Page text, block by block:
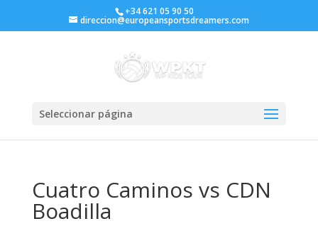
+34 621 05 90 50
direccion@europeansportsdreamers.com
Seleccionar página
Cuatro Caminos vs CDN
Boadilla